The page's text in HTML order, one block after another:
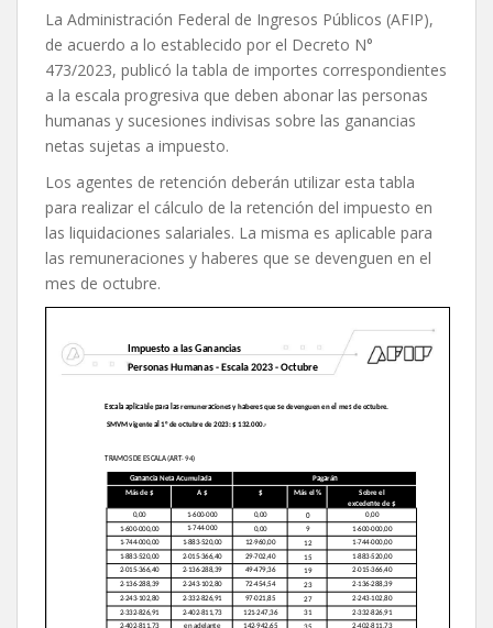
La Administración Federal de Ingresos Públicos (AFIP),
de acuerdo a lo establecido por el Decreto N°
473/2023, publicó la tabla de importes correspondientes
a la escala progresiva que deben abonar las personas
humanas y sucesiones indivisas sobre las ganancias
netas sujetas a impuesto.
Los agentes de retención deberán utilizar esta tabla
para realizar el cálculo de la retención del impuesto en
las liquidaciones salariales. La misma es aplicable para
las remuneraciones y haberes que se devenguen en el
mes de octubre.